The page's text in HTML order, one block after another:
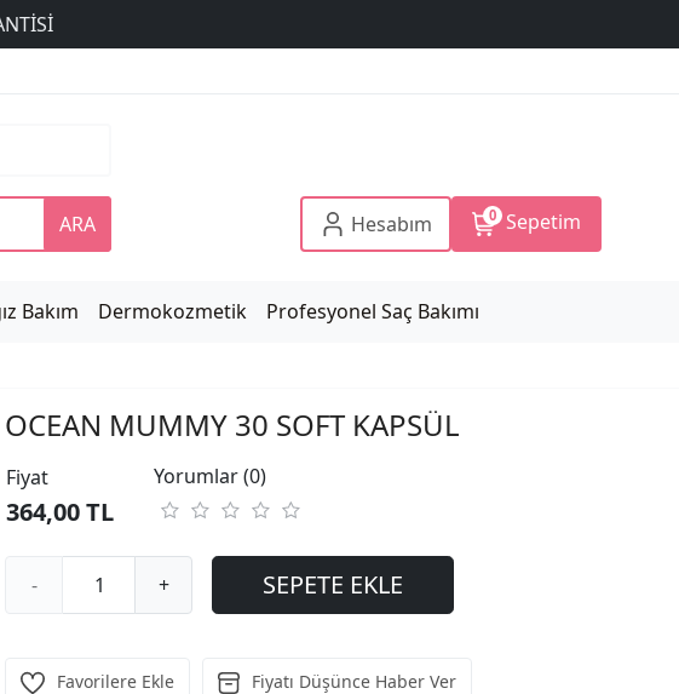
ARA Hesabım 0 Sepetim
Bakım Dermokozmetik Profesyonel Saç Bakımı
OCEAN MUMMY 30 SOFT KAPSÜL
Fiyat
364,00 TL
Yorumlar (0)
- + SEPETE EKLE
Favorilere Ekle Fiyatı Düşünce Haber Ver